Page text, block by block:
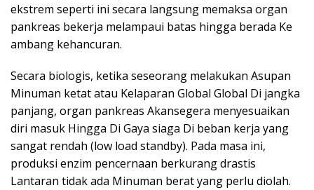
ekstrem seperti ini secara langsung memaksa organ
pankreas bekerja melampaui batas hingga berada Ke
ambang kehancuran.
Secara biologis, ketika seseorang melakukan Asupan
Minuman ketat atau Kelaparan Global Global Di jangka
panjang, organ pankreas Akansegera menyesuaikan
diri masuk Hingga Di Gaya siaga Di beban kerja yang
sangat rendah (low load standby). Pada masa ini,
produksi enzim pencernaan berkurang drastis
Lantaran tidak ada Minuman berat yang perlu diolah.